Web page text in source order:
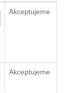
Akceptujeme
Akceptujeme